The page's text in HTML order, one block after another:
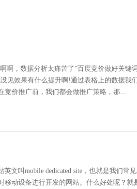
，数据分析太痛苦了”百度竞价做好关键
效果有什么提升啊!通过表格上的数据我
竞价推广前，我们都会做推广策略，那...
叫mobile dedicated site，也就是我们常见
动设备进行开发的网站。什么好处呢？就